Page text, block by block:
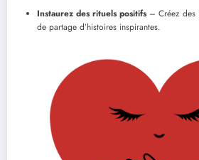
Instaurez des rituels positifs– Créez des
de partage d’histoires inspirantes.